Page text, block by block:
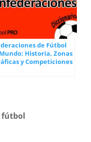
de Fútbol
Historia, Zonas
y Competiciones
fútbol